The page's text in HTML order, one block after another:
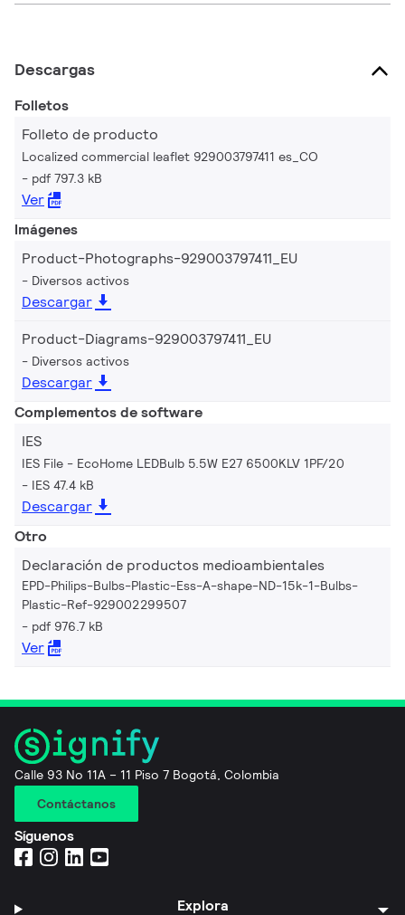
Descargas
Folletos
Folleto de producto
Localized commercial leaflet 929003797411 es_CO
pdf 797.3 kB
Ver
Imágenes
Product-Photographs-929003797411_EU
Diversos activos
Descargar
Product-Diagrams-929003797411_EU
Diversos activos
Descargar
Complementos de software
IES
IES File - EcoHome LEDBulb 5.5W E27 6500KLV 1PF/20
IES 47.4 kB
Descargar
Otro
Declaración de productos medioambientales
EPD-Philips-Bulbs-Plastic-Ess-A-shape-ND-15k-1-Bulbs-
Plastic-Ref-929002299507
pdf 976.7 kB
Ver
Calle 93 No 11A – 11 Piso 7 Bogotá, Colombia
Contáctanos
Síguenos
Explora